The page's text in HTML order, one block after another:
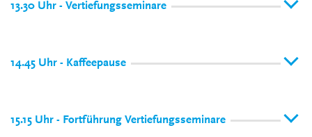
13.30 Uhr - Vertiefungsseminare
14.45 Uhr - Kaffeepause
15.15 Uhr - Fortführung Vertiefungsseminare